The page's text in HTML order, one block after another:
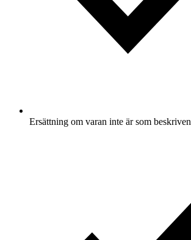
Ersättning om varan inte är som beskriven